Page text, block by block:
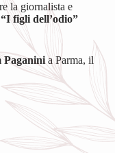
la giornalista e
“I figli dell’odio”
a Parma, il